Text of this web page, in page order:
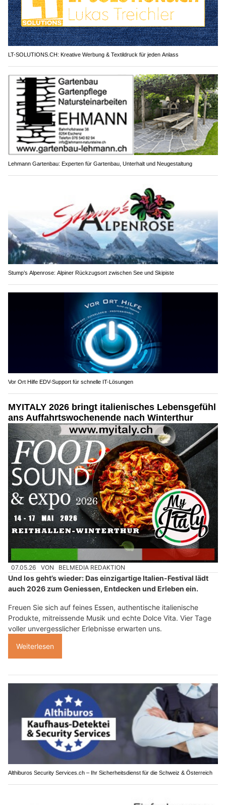
LT-SOLUTIONS.CH: Kreative Werbung & Textildruck für jeden Anlass
Lehmann Gartenbau: Experten für Gartenbau, Unterhalt und Neugestaltung
Stump’s Alpenrose: Alpiner Rückzugsort zwischen See und Skipiste
Vor Ort Hilfe EDV-Support für schnelle IT-Lösungen
MYITALY 2026 bringt italienisches Lebensgefühl
ans Auffahrtswochenende nach Winterthur
07.05.26 VON BELMEDIA REDAKTION
Und los geht’s wieder: Das einzigartige Italien-Festival lädt
auch 2026 zum Geniessen, Entdecken und Erleben ein.
Freuen Sie sich auf feines Essen, authentische italienische
Produkte, mitreissende Musik und echte Dolce Vita. Vier Tage
voller unvergesslicher Erlebnisse erwarten uns.
Weiterlesen
Althiburos Security Services.ch – Ihr Sicherheitsdienst für die Schweiz & Österreich